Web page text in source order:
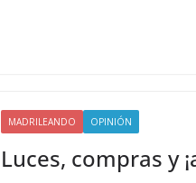
MADRILEANDO OPINIÓN
Luces, compras y